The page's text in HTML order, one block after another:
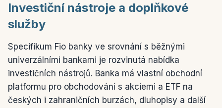
Investiční nástroje a doplňkové
služby
Specifikum Fio banky ve srovnání s běžnými
univerzálními bankami je rozvinutá nabídka
investičních nástrojů. Banka má vlastní obchodní
platformu pro obchodování s akciemi a ETF na
českých i zahraničních burzách, dluhopisy a další